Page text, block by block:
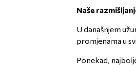
Naše
U današnjem
promjenama u
Ponekad,